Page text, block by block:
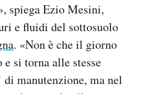
spiega Ezio Mesini,
e fluidi del sottosuolo
. «Non è che il giorno
si torna alle stesse
di manutenzione, ma nel